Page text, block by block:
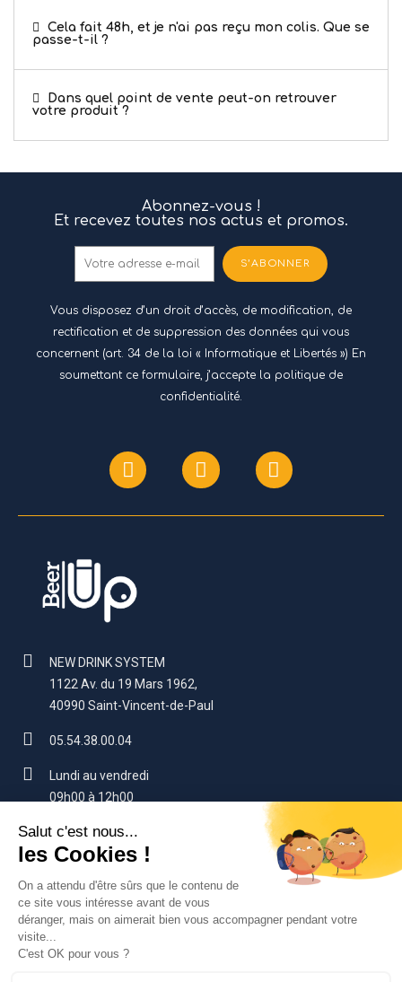
Cela fait 48h, et je n'ai pas reçu mon colis. Que se
passe-t-il ?
Dans quel point de vente peut-on retrouver
votre produit ?
Abonnez-vous !
Et recevez toutes nos actus et promos.
S’ABONNER
Vous disposez d’un droit d’accès, de modification, de
rectification et de suppression des données qui vous
concernent (art. 34 de la loi « Informatique et Libertés ») En
soumettant ce formulaire, j’accepte la politique de
confidentialité.
NEW DRINK SYSTEM
1122 Av. du 19 Mars 1962,
40990 Saint-Vincent-de-Paul
05.54.38.00.04
Lundi au vendredi
09h00 à 12h00
contact@beerup.fr
VOTRE COMPTE
SERVICES CLIENTS
NOS PRODUITS